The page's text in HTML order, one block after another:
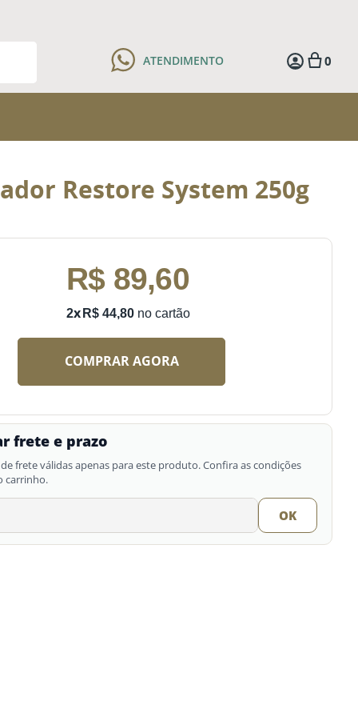
ATENDIMENTO 0
Restore System 250g
R$ 89,60
2 R$ 44,80
COMPRAR AGORA
frete e prazo
frete válidas apenas para este produto. Confira as condições
carrinho.